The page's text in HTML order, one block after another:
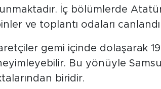
İç bölümlerde
ve toplantı odaları
gemi içinde dolaşarak
Bu yönüyle
biridir.